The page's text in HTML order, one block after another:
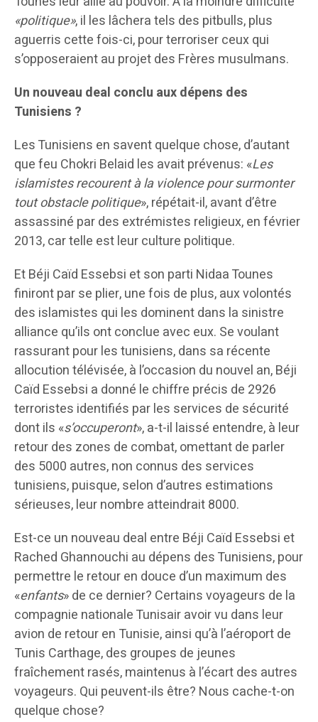
«politique», il les lâchera tels des pitbulls, plus
aguerris cette fois-ci, pour terroriser ceux qui
s’opposeraient au projet des Frères musulmans.
Un nouveau deal conclu aux dépens des
Tunisiens ?
Les Tunisiens en savent quelque chose, d’autant
que feu Chokri Belaid les avait prévenus: «Les
islamistes recourent à la violence pour surmonter
tout obstacle politique», répétait-il, avant d’être
assassiné par des extrémistes religieux, en février
2013, car telle est leur culture politique.
Et Béji Caïd Essebsi et son parti Nidaa Tounes
finiront par se plier, une fois de plus, aux volontés
des islamistes qui les dominent dans la sinistre
alliance qu’ils ont conclue avec eux. Se voulant
rassurant pour les tunisiens, dans sa récente
allocution télévisée, à l’occasion du nouvel an, Béji
Caïd Essebsi a donné le chiffre précis de 2926
terroristes identifiés par les services de sécurité
dont ils «s’occuperont», a-t-il laissé entendre, à leur
retour des zones de combat, omettant de parler
des 5000 autres, non connus des services
tunisiens, puisque, selon d’autres estimations
sérieuses, leur nombre atteindrait 8000.
Est-ce un nouveau deal entre Béji Caïd Essebsi et
Rached Ghannouchi au dépens des Tunisiens, pour
permettre le retour en douce d’un maximum des
«enfants» de ce dernier? Certains voyageurs de la
compagnie nationale Tunisair avoir vu dans leur
avion de retour en Tunisie, ainsi qu’à l’aéroport de
Tunis Carthage, des groupes de jeunes
fraîchement rasés, maintenus à l’écart des autres
voyageurs. Qui peuvent-ils être? Nous cache-t-on
quelque chose?